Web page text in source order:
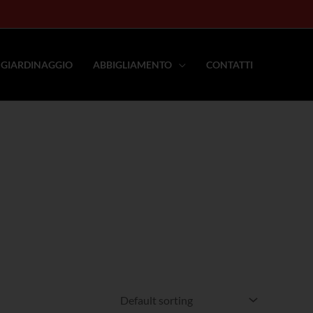
GIARDINAGGIO ABBIGLIAMENTO CONTATTI